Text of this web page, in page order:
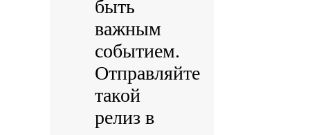
быть
важным
событием.
Отправляйте
такой
релиз в